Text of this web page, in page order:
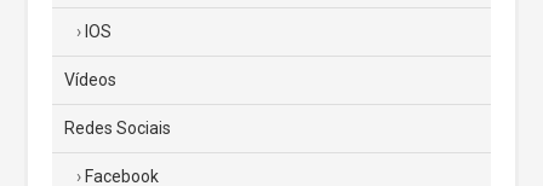
IOS
Vídeos
Redes Sociais
Facebook